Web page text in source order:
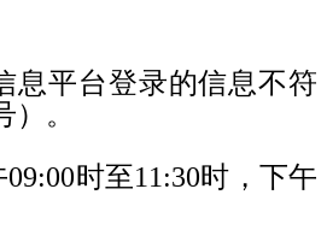
息平台登录的信息不符
）。
09:00时至11:30时，下午